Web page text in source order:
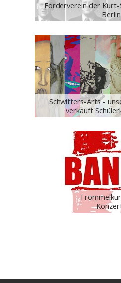
Förderverein der Kurt-
Berlin
Schwitters-Arts -
verkauft